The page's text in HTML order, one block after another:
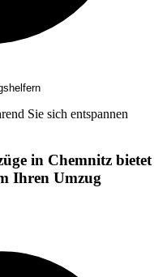
Sie sich entspannen
in Chemnitz bietet
Ihren Umzug